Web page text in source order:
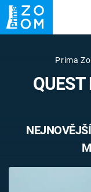
ZRÁDCI
ZÁHADY
Prima